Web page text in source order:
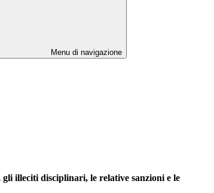
Menu di navigazione
illeciti disciplinari, le relative sanzioni e le